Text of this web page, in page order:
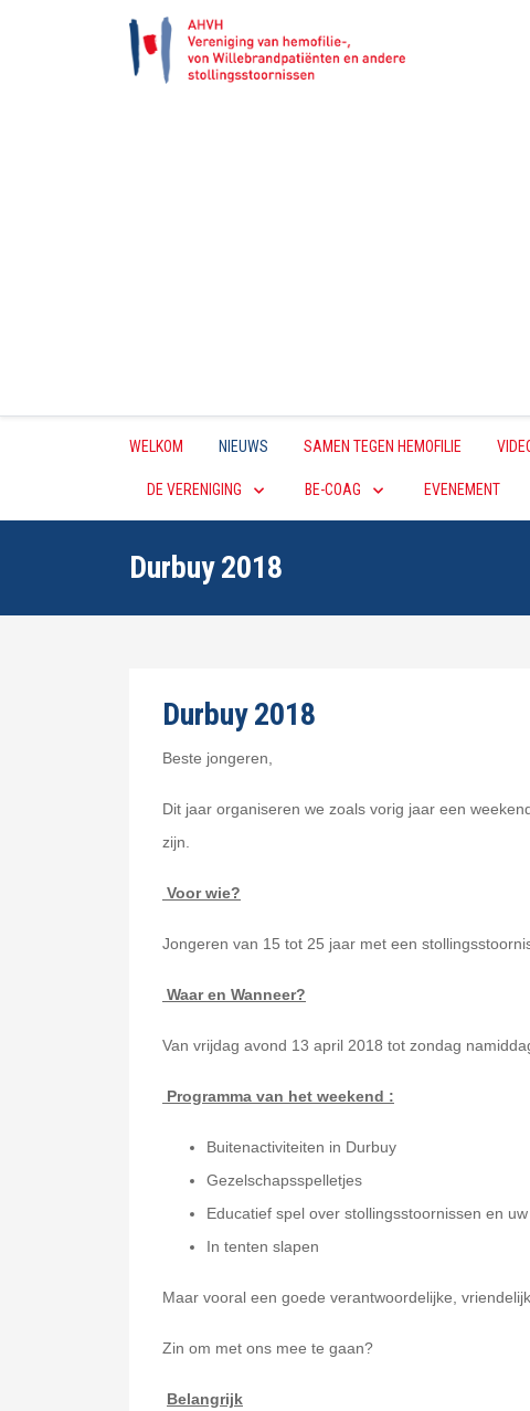
WELKOM NIEUWS SAMEN TEGEN HEMOFILIE
DE VERENIGING BE-COAG EVENEMENT
Durbuy 2018
Durbuy 2018
Beste jongeren,
Dit jaar organiseren we zoals vorig jaar een
zijn.
Voor wie?
Jongeren van 15 tot 25 jaar met een
Waar en Wanneer?
Van vrijdag avond 13 april 2018 tot zondag
Programma van het weekend :
Buitenactiviteiten in Durbuy
Gezelschapsspelletjes
Educatief spel over stollingsstoornissen en
In tenten slapen
Maar vooral een goede verantwoordelijke,
Zin om met ons mee te gaan?
Belangrijk